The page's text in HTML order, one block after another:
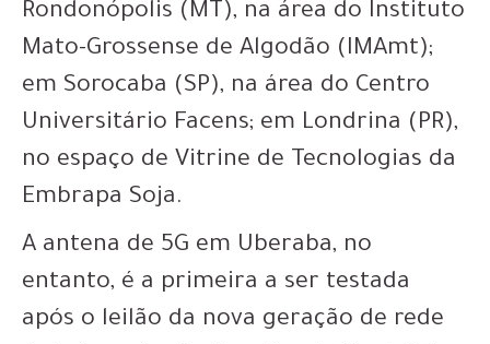
Rondonópolis (MT), na área do Instituto
Mato-Grossense de Algodão (IMAmt);
em Sorocaba (SP), na área do Centro
Universitário Facens; em Londrina (PR),
no espaço de Vitrine de Tecnologias da
Embrapa Soja.
A antena de 5G em Uberaba, no
entanto, é a primeira a ser testada
após o leilão da nova geração de rede